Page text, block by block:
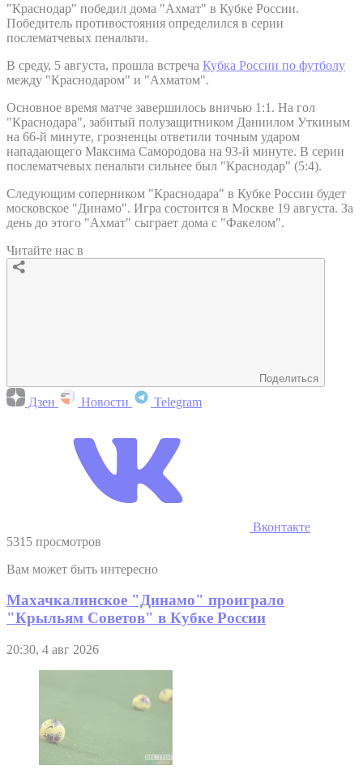
"Краснодар" победил дома "Ахмат" в Кубке России.
Победитель противостояния определился в серии
послематчевых пенальти.
В среду, 5 августа, прошла встреча Кубка России по футболу
между "Краснодаром" и "Ахматом".
Основное время матче завершилось вничью 1:1. На гол
"Краснодара", забитый полузащитником Даниилом Уткиным
на 66-й минуте, грозненцы ответили точным ударом
нападающего Максима Самородова на 93-й минуте. В серии
послематчевых пенальти сильнее был "Краснодар" (5:4).
Следующим соперником "Краснодара" в Кубке России будет
московское "Динамо". Игра состоится в Москве 19 августа. За
день до этого "Ахмат" сыграет дома с "Факелом".
Читайте нас в
Поделиться
Дзен Новости Telegram
Вконтакте
5315 просмотров
Вам может быть интересно
Махачкалинское "Динамо" проиграло
"Крыльям Советов" в Кубке России
20:30, 4 авг 2026